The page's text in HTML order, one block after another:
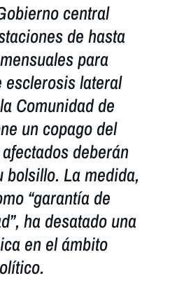
central
de hasta
para
esclerosis lateral
Comunidad de
un copago del
deberán
bolsillo. La medida,
“garantía de
ha desatado una
en el ámbito